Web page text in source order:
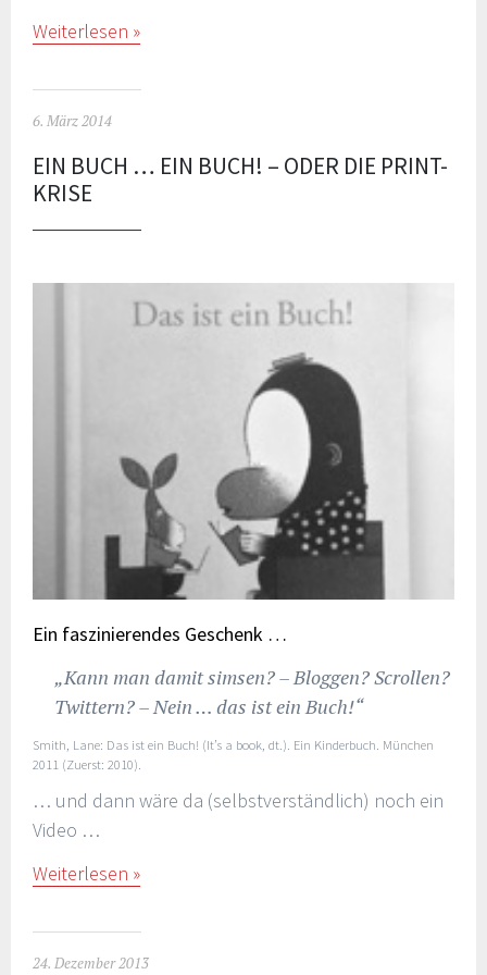
Weiterlesen
6. März 2014
EIN BUCH … EIN BUCH! – ODER DIE PRINT-
KRISE
Ein faszinierendes Geschenk …
„Kann man damit simsen? – Bloggen? Scrollen?
Twittern? – Nein … das ist ein Buch!“
Smith, Lane: Das ist ein Buch! (It’s a book, dt.). Ein Kinderbuch. München
2011 (Zuerst: 2010).
… und dann wäre da (selbstverständlich) noch ein
Video …
Weiterlesen
24. Dezember 2013